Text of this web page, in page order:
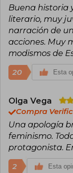
Buena historia
literario, muy
narración de
acciones. Muy
modismos de
20 Esta
Olga Vega
Compra
Una apología
feminismo.
protagonista.
2 Esta